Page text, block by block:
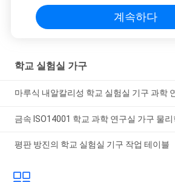
계속하다
학교 실험실 가구
마루식 내알칼리성 학교 실험실 기구 과학
금속 ISO14001 학교 과학 연구실 가구 물
평판 방진의 학교 실험실 기구 작업 테이블